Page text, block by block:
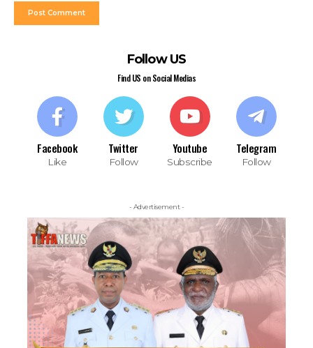
Follow US
Find US on Social Medias
Facebook
Like
Twitter
Follow
Youtube
Subscribe
Telegram
Follow
- Advertisement -